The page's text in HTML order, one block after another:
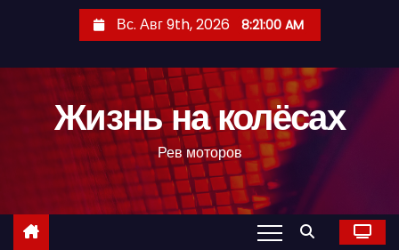
с
Вс. Авг 9th, 2026 8:21:01 AM
Жизнь на колёсах
Рев моторов